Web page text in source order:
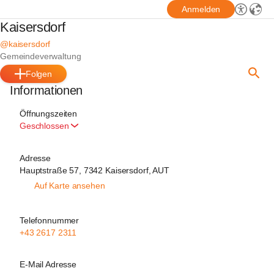
Anmelden
Kaisersdorf
@kaisersdorf
Gemeindeverwaltung
Folgen
Informationen
Öffnungszeiten
Geschlossen
Adresse
Hauptstraße 57, 7342 Kaisersdorf, AUT
Auf Karte ansehen
Telefonnummer
+43 2617 2311
E-Mail Adresse